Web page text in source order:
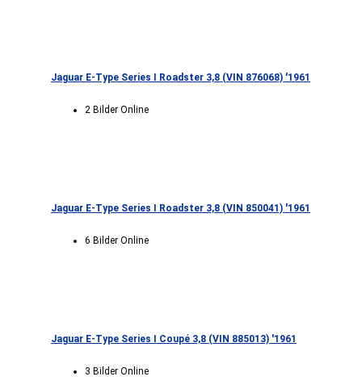
Jaguar E-Type Series I Roadster 3,8 (VIN 876068) '1961
2 Bilder Online
Jaguar E-Type Series I Roadster 3,8 (VIN 850041) '1961
6 Bilder Online
Jaguar E-Type Series I Coupé 3,8 (VIN 885013) '1961
3 Bilder Online